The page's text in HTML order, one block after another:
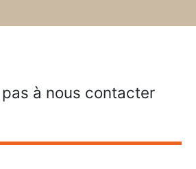
à nous contacter